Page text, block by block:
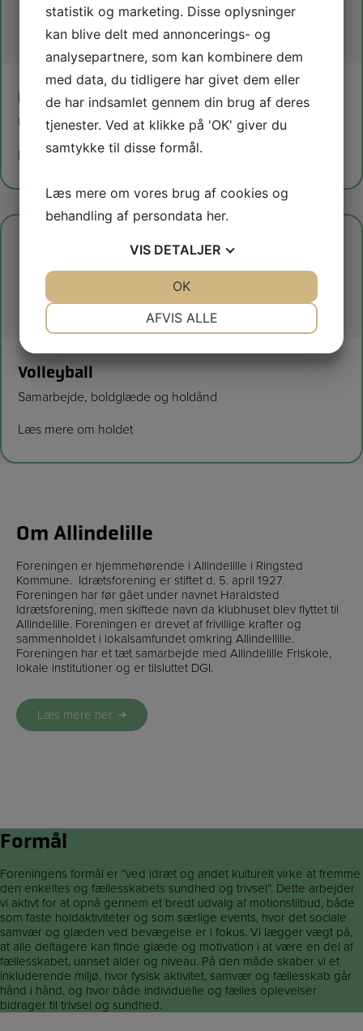
UPS
Udendørs puls og styrke
Læs mere om holdet
Volleyball
Samarbejde, boldglæde og holdånd
Læs mere om holdet
Om Allindelille
Foreningen er hjemmehørende i Allindelille i Ringsted
Kommune. Idrætsforening er stiftet d. 5. april 1927.
Foreningen har før gået under navnet Haraldsted
Idrætsforening, men skiftede navn da klubhuset blev flyttet til
Allindelille. Foreningen er drevet af frivillige krafter og
sammenholdet i lokalsamfundet omkring Allindellille.
Foreningen har et tæt samarbejde med Allindelille Friskole,
lokale institutioner og er tilsluttet DGI.
Læs mere her
Formål
Foreningens formål er “ved idræt og andet kulturelt virke at fremme
den enkeltes og fællesskabets sundhed og trivsel”. Dette arbejder
vi aktivt for at opnå gennem et bredt udvalg af motionstilbud, både
som faste holdaktiviteter og som særlige events, hvor det sociale
samvær og glæden ved bevægelse er i fokus. Vi lægger vægt på,
at alle deltagere kan finde glæde og motivation i at være en del af
fællesskabet, uanset alder og niveau. På den måde skaber vi et
inkluderende miljø, hvor fysisk aktivitet, samvær og fællesskab går
hånd i hånd, og hvor både individuelle og fælles oplevelser
bidrager til trivsel og sundhed.
statistik og marketing. Disse oplysninger
kan blive delt med annoncerings- og
analysepartnere, som kan kombinere dem
med data, du tidligere har givet dem eller
de har indsamlet gennem din brug af deres
tjenester. Ved at klikke på 'OK' giver du
samtykke til disse formål.
Læs mere om vores brug af cookies og
behandling af persondata her.
VIS DETALJER
MARKETING
AFVIS ALLE
OK